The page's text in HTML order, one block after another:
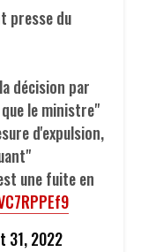
presse du
décision par
le ministre"
d'expulsion,
une fuite en
31, 2022